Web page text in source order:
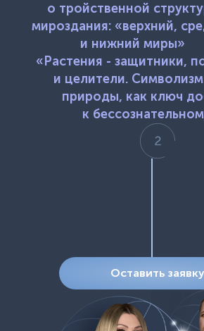
о тройственной
мироздания: «верхний,
и нижний миры»
«Растения - защитники,
и целители.
природы, как ключ
к
Оставить заявку